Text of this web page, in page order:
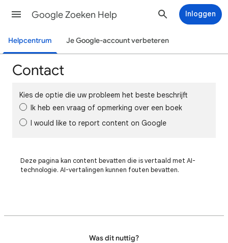
Google Zoeken Help Inloggen
Helpcentrum Je Google-account verbeteren
Contact
Kies de optie die uw probleem het beste beschrijft
Ik heb een vraag of opmerking over een boek
I would like to report content on Google
Deze pagina kan content bevatten die is vertaald met AI-
technologie. AI-vertalingen kunnen fouten bevatten.
Was dit nuttig?